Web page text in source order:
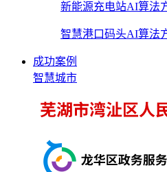
新能源充电站AI算法
智慧港口码头AI算法
成功案例
智慧城市